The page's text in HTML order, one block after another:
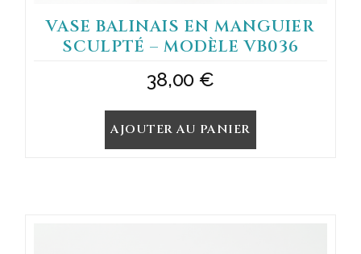
VASE BALINAIS EN MANGUIER
SCULPTÉ – MODÈLE VB036
38,00 €
AJOUTER AU PANIER